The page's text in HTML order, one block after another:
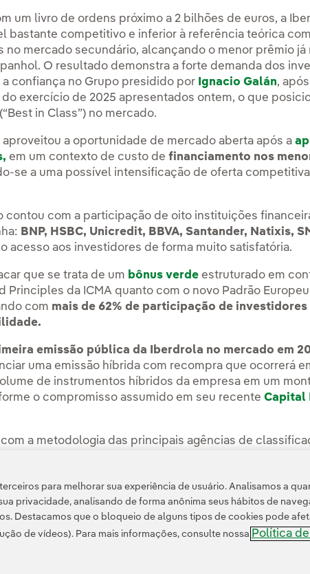
um livro de ordens próximo a 2 bilhões de euros, a
bastante competitivo e inferior à referência teórica
no mercado secundário, alcançando o menor prêmio já
O resultado demonstra a forte demanda dos
a confiança no Grupo presidido por Ignacio Galán,
exercício de 2025 apresentados ontem, o que
in Class”) no mercado.
aproveitou a oportunidade de mercado aberta após a
em um contexto de custo definanciamento nos
se a uma possível intensificação de oferta
contou com a participação de oito instituições
BNP, HSBC, Unicredit, BBVA, Santander, Natixis,
acesso aos investidores de forma muito satisfatória.
que se trata de um bônus verde estruturado em
Principles da ICMA quanto com o novo Padrão
com mais de 62% de participação de
emissão pública da Iberdrola no mercado em
uma emissão híbrida com recompra que ocorrerá
de instrumentos híbridos da empresa em um
o compromisso assumido em seu recenteCapital
a metodologia das principais agências de
cupom de 4,247%.
para melhorar sua experiência de usuário. Analisamos a
privacidade, analisando de forma anônima seus hábitos de
Destacamos que o bloqueio de alguns tipos de cookies pode
de vídeos). Para mais informações, consulte nossa Política